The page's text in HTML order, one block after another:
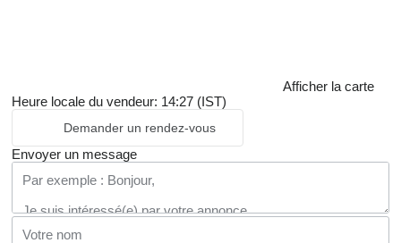
Afficher la carte
Heure locale du vendeur: 14:27 (IST)
Demander un rendez-vous
Envoyer un message